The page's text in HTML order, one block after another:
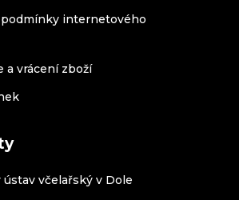
internetového
a vrácení zboží
včelařský v Dole